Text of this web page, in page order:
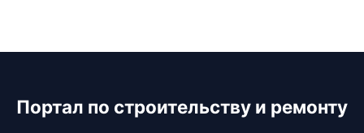
Портал по строительству и ремонту